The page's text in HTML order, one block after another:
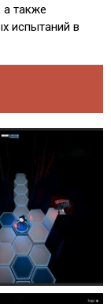
также
испытаний в